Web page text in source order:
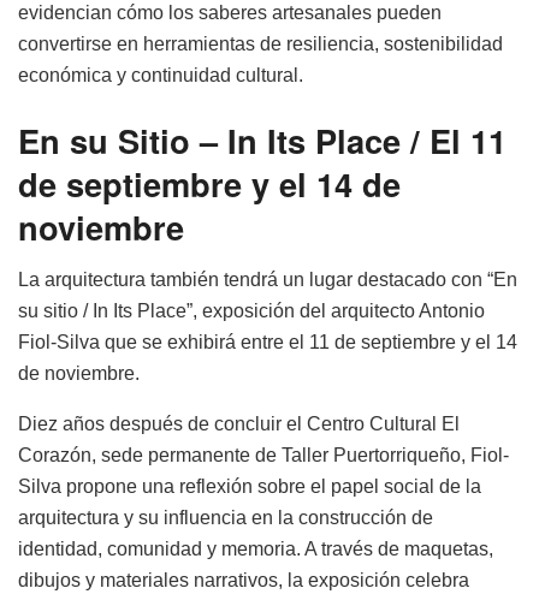
evidencian cómo los saberes artesanales pueden
convertirse en herramientas de resiliencia, sostenibilidad
económica y continuidad cultural.
En su Sitio – In Its Place / El 11
de septiembre y el 14 de
noviembre
La arquitectura también tendrá un lugar destacado con “En
su sitio / In Its Place”, exposición del arquitecto Antonio
Fiol-Silva que se exhibirá entre el 11 de septiembre y el 14
de noviembre.
Diez años después de concluir el Centro Cultural El
Corazón, sede permanente de Taller Puertorriqueño, Fiol-
Silva propone una reflexión sobre el papel social de la
arquitectura y su influencia en la construcción de
identidad, comunidad y memoria. A través de maquetas,
dibujos y materiales narrativos, la exposición celebra